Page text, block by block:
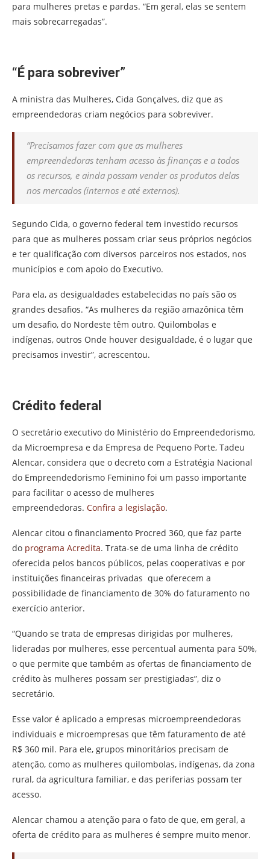
para mulheres pretas e pardas. “Em geral, elas se sentem
mais sobrecarregadas”.
“É para sobreviver”
A ministra das Mulheres, Cida Gonçalves, diz que as
empreendedoras criam negócios para sobreviver.
“Precisamos fazer com que as mulheres
empreendedoras tenham acesso às finanças e a todos
os recursos, e ainda possam vender os produtos delas
nos mercados (internos e até externos).
Segundo Cida, o governo federal tem investido recursos
para que as mulheres possam criar seus próprios negócios
e ter qualificação com diversos parceiros nos estados, nos
municípios e com apoio do Executivo.
Para ela, as desigualdades estabelecidas no país são os
grandes desafios. “As mulheres da região amazônica têm
um desafio, do Nordeste têm outro. Quilombolas e
indígenas, outros Onde houver desigualdade, é o lugar que
precisamos investir”, acrescentou.
Crédito federal
O secretário executivo do Ministério do Empreendedorismo,
da Microempresa e da Empresa de Pequeno Porte, Tadeu
Alencar, considera que o decreto com a Estratégia Nacional
do Empreendedorismo Feminino foi um passo importante
para facilitar o acesso de mulheres
empreendedoras. Confira a legislação.
Alencar citou o financiamento Procred 360, que faz parte
do programa Acredita. Trata-se de uma linha de crédito
oferecida pelos bancos públicos, pelas cooperativas e por
instituições financeiras privadas que oferecem a
possibilidade de financiamento de 30% do faturamento no
exercício anterior.
“Quando se trata de empresas dirigidas por mulheres,
lideradas por mulheres, esse percentual aumenta para 50%,
o que permite que também as ofertas de financiamento de
crédito às mulheres possam ser prestigiadas”, diz o
secretário.
Esse valor é aplicado a empresas microempreendedoras
individuais e microempresas que têm faturamento de até
R$ 360 mil. Para ele, grupos minoritários precisam de
atenção, como as mulheres quilombolas, indígenas, da zona
rural, da agricultura familiar, e das periferias possam ter
acesso.
Alencar chamou a atenção para o fato de que, em geral, a
oferta de crédito para as mulheres é sempre muito menor.